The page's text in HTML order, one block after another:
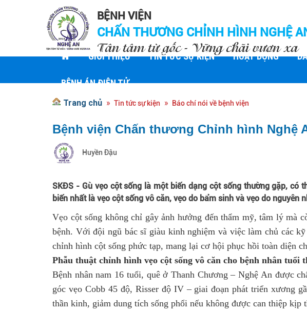
BỆNH VIỆN
CHẤN THƯƠNG CHỈNH HÌNH NGHỆ
Tận tâm từ gốc - Vững chãi vươn xa
GIỚI THIỆU TIN TỨC SỰ KIỆN HOẠT ĐỘNG
BỆNH ÁN ĐIỆN TỬ
Trang chủ Tin tức sự kiện Báo chí nói về bệnh viện
Bệnh viện Chấn thương Chỉnh hình
Huyền Đậu
SKĐS - Gù vẹo cột sống là một biến dạng cột sống thường gặp, có
biến nhất là vẹo cột sống vô căn, vẹo do bẩm sinh và vẹo do nguyên
Vẹo cột sống không chỉ gây ảnh hưởng đến thẩm mỹ, tâm lý mà
bệnh. Với đội ngũ bác sĩ giàu kinh nghiệm và việc làm chủ các
chỉnh hình cột sống phức tạp, mang lại cơ hội phục hồi toàn diện
Phẫu thuật chỉnh hình vẹo cột sống vô căn cho bệnh nhân tuổi
Bệnh nhân nam 16 tuổi, quê ở Thanh Chương – Nghệ An được
góc vẹo Cobb 45 độ, Risser độ IV – giai đoạn phát triển xương
thần kinh, giảm dung tích sống phổi nếu không được can thiệp kịp